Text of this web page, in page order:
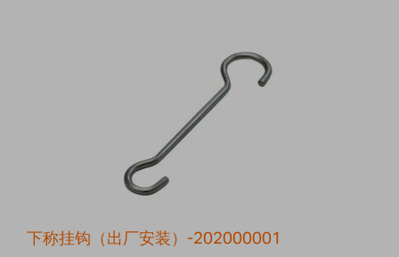
下称挂钩（出厂安装）-202000001